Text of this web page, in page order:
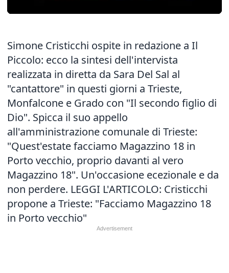
Simone Cristicchi ospite in redazione a Il
Piccolo: ecco la sintesi dell'intervista
realizzata in diretta da Sara Del Sal al
"cantattore" in questi giorni a Trieste,
Monfalcone e Grado con "Il secondo figlio di
Dio". Spicca il suo appello
all'amministrazione comunale di Trieste:
"Quest'estate facciamo Magazzino 18 in
Porto vecchio, proprio davanti al vero
Magazzino 18". Un'occasione ecezionale e da
non perdere. LEGGI L'ARTICOLO: Cristicchi
propone a Trieste: "Facciamo Magazzino 18
in Porto vecchio"